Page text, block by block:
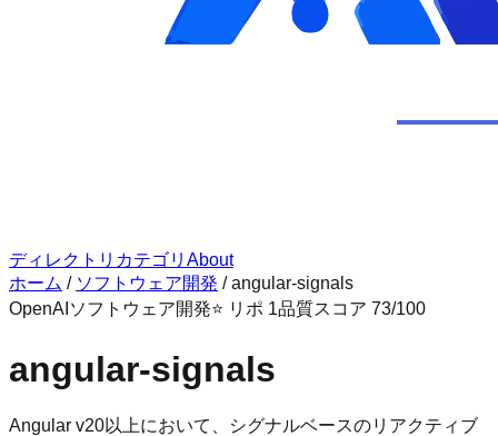
ディレクトリ カテゴリ About
ホーム / ソフトウェア開発 /angular-signals
OpenAI ソフトウェア開発⭐ リポ 1品質スコア 73/100
angular-signals
Angular v20以上において、シグナルベースのリアクティブ